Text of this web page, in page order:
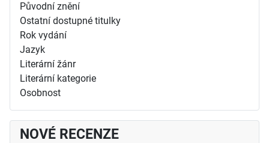
Původní znění
Ostatní dostupné titulky
Rok vydání
Jazyk
Literární žánr
Literární kategorie
Osobnost
NOVÉ RECENZE